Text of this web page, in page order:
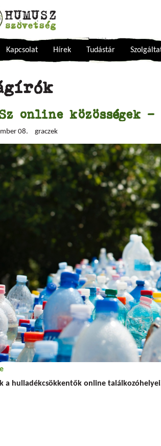
Kapcsolat Hírek Tudástár
online közösségek
08. graczek
a hulladékcsökkentők online